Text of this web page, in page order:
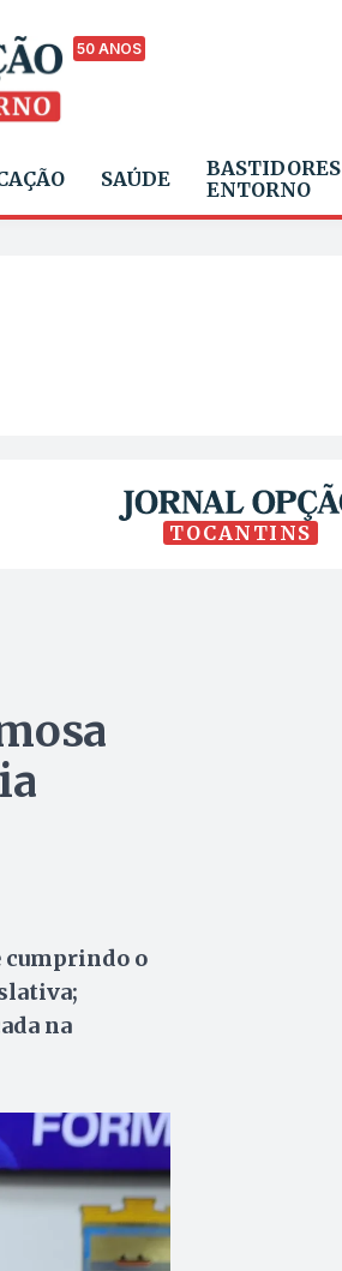
50 ANOS
SAÚDE
BASTIDORES
ENTORNO
TOCANTINS
cumprindo o
na